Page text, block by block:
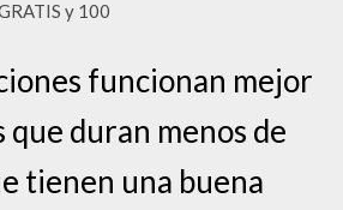
y 100
funcionan mejor
que duran menos de
tienen una buena